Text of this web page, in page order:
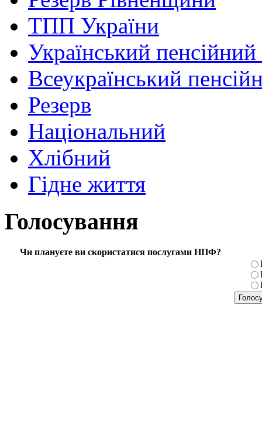
ТПП України
Український
Всеукраїнський
Резерв
Національний
Хлібний
Гідне життя
Голосування
Чи плануєте ви скористатися послугами НПФ?